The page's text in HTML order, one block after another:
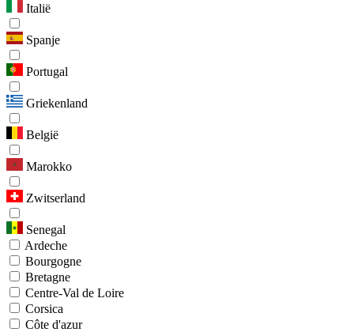
Italië
Spanje
Portugal
Griekenland
België
Marokko
Zwitserland
Senegal
Ardeche
Bourgogne
Bretagne
Centre-Val de Loire
Corsica
Côte d'azur